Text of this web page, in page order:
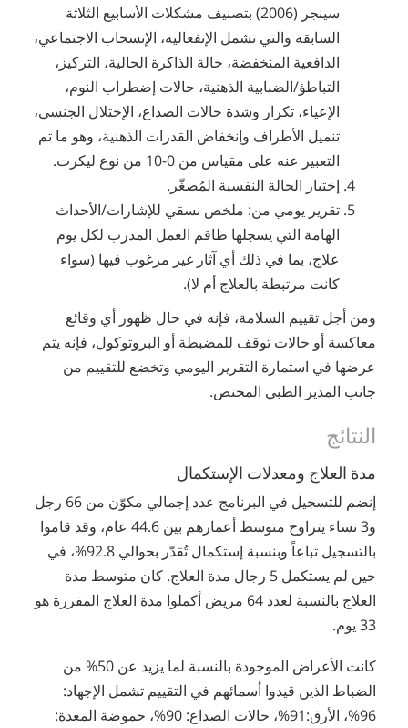
سينجر (2006) بتصنيف مشكلات الأسابيع الثلاثة
السابقة والتي تشمل الإنفعالية، الإنسحاب الاجتماعي،
الدافعية المنخفضة، حالة الذاكرة الحالية، التركيز،
التباطؤ/الضبابية الذهنية، حالات إضطراب النوم،
الإعياء، تكرار وشدة حالات الصداع، الإختلال الجنسي،
تنميل الأطراف وإنخفاض القدرات الذهنية، وهو ما تم
التعبير عنه على مقياس من 0-10 من نوع ليكرت.
إختبار الحالة النفسية المُصغّر.
تقرير يومي من: ملخص نسقي للإشارات/الأحداث
الهامة التي يسجلها طاقم العمل المدرب لكل يوم
علاج، بما في ذلك أي آثار غير مرغوب فيها (سواء
كانت مرتبطة بالعلاج أم لا).
ومن أجل تقييم السلامة، فإنه في حال ظهور أي وقائع
معاكسة أو حالات توقف للمضبطة أو البروتوكول، فإنه يتم
عرضها في استمارة التقرير اليومي وتخضع للتقييم من
جانب المدير الطبي المختص.
النتائج
مدة العلاج ومعدلات الإستكمال
إنضم للتسجيل في البرنامج عدد إجمالي مكوّن من 66 رجل
و3 نساء يتراوح متوسط أعمارهم بين 44.6 عام، وقد قاموا
بالتسجيل تباعاً وبنسبة إستكمال تُقدّر بحوالي 92.8%، في
حين لم يستكمل 5 رجال مدة العلاج. كان متوسط مدة
العلاج بالنسبة لعدد 64 مريض أكملوا مدة العلاج المقررة هو
33 يوم.
كانت الأعراض الموجودة بالنسبة لما يزيد عن 50% من
الضباط الذين قيدوا أسمائهم في التقييم تشمل الإجهاد:
96%، الأرق:91%، حالات الصداع: 90%، حموضة المعدة: